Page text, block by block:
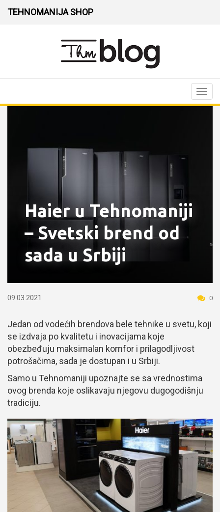
TEHNOMANIJA SHOP
Haier u Tehnomaniji
– Svetski brend od
sada u Srbiji
09.03.2021 0
Jedan od vodećih brendova bele tehnike u svetu, koji
se izdvaja po kvalitetu i inovacijama koje
obezbeđuju maksimalan komfor i prilagodljivost
potrošačima, sada je dostupan i u Srbiji.
Samo u Tehnomaniji upoznajte se sa vrednostima
ovog brenda koje oslikavaju njegovu dugogodišnju
tradiciju.